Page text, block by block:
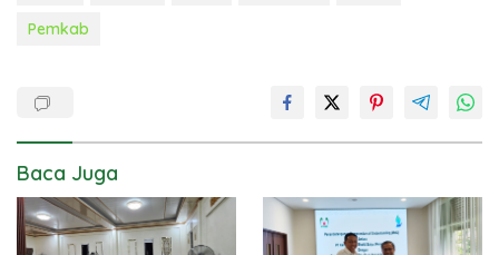
Pemkab
Baca Juga